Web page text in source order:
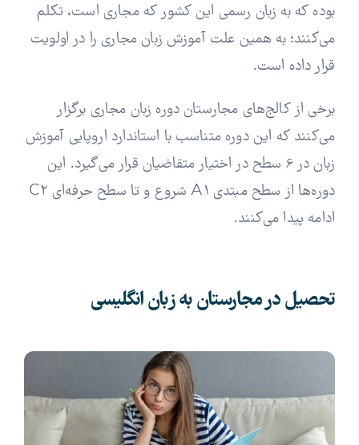
بوده که به زبان رسمی این کشور که مجاری است، تکلم
می‌کنند؛ به همین علت آموزش زبان مجاری را در اولویت
قرار داده است.
برخی از کالج‌های مجارستان دوره زبان مجاری برگزار
می‌کنند که این دوره متناسب با استاندارد اروپایی آموزش
زبان در 6 سطح در اختیار متقاضیان قرار می‌گیرد. این
دوره‌ها از سطح مبتدی A1 شروع و تا سطح حرفه‌ای C2
ادامه پیدا می‌کنند.
تحصیل در مجارستان به زبان انگلیسی